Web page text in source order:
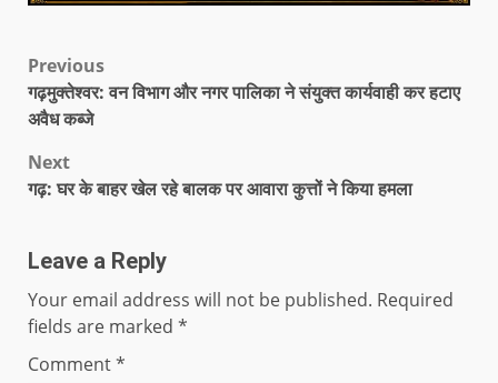
Previous
गढ़मुक्तेश्वर: वन विभाग और नगर पालिका ने संयुक्त कार्यवाही कर हटाए
अवैध कब्जे
Next
गढ़: घर के बाहर खेल रहे बालक पर आवारा कुत्तों ने किया हमला
Leave a Reply
Your email address will not be published. Required
fields are marked *
Comment*